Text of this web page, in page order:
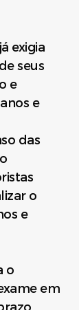
exigia
seus
e
e
das
o
e
o
em